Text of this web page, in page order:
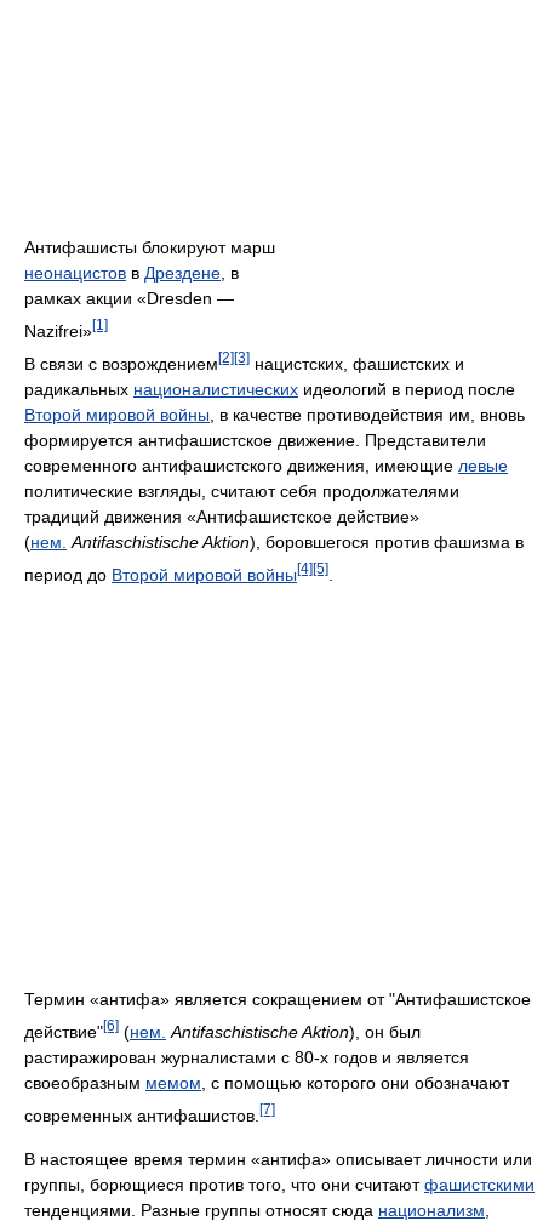
Антифашисты блокируют марш
неонацистов в Дрездене, в
рамках акции «Dresden —
Nazifrei»[1]
В связи с возрождением[2][3] нацистских, фашистских и
радикальных националистических идеологий в период после
Второй мировой войны , в качестве противодействия им, вновь
формируется антифашистское движение. Представители
современного антифашистского движения, имеющие левые
политические взгляды, считают себя продолжателями
традиций движения «Антифашистское действие»
(нем. Antifaschistische Aktion), боровшегося против фашизма в
период до Второй мировой войны[4][5]
Термин «антифа» является сокращением от "Антифашистское
действие"[6] (нем. Antifaschistische Aktion), он был
растиражирован журналистами c 80-х годов и является
своеобразным мемом , с помощью которого они обозначают
современных антифашистов. [7]
В настоящее время термин «антифа» описывает личности или
группы, борющиеся против того, что они считаютфашистскими
тенденциями. Разные группы относят сюда национализм